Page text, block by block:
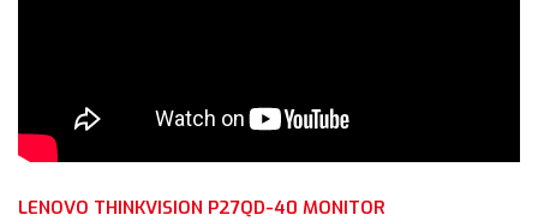
LENOVO THINKVISION P27QD-40 MONITOR